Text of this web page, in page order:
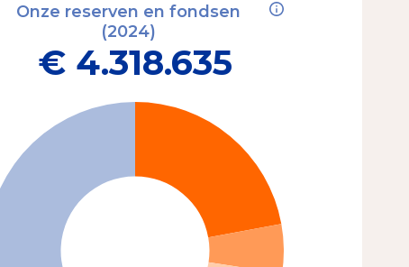
Onze reserven en fondsen
(2024)
€ 4.318.635